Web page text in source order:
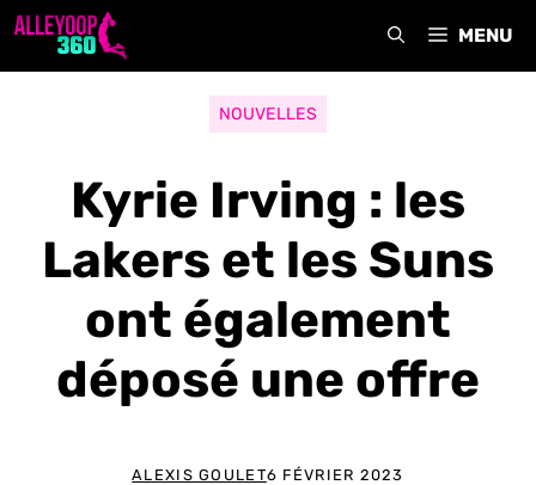
Aller
MENU
NOUVELLES
Kyrie Irving : les
Lakers et les Suns
ont également
déposé une offre
ALEXIS GOULET6 FÉVRIER 2023